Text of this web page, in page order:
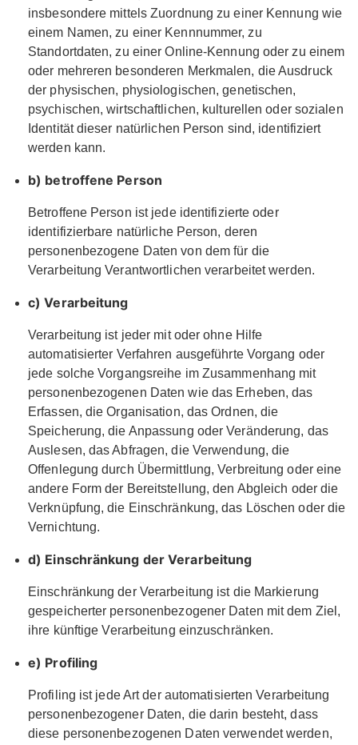
insbesondere mittels Zuordnung zu einer Kennung wie
einem Namen, zu einer Kennnummer, zu
Standortdaten, zu einer Online-Kennung oder zu einem
oder mehreren besonderen Merkmalen, die Ausdruck
der physischen, physiologischen, genetischen,
psychischen, wirtschaftlichen, kulturellen oder sozialen
Identität dieser natürlichen Person sind, identifiziert
werden kann.
b) betroffene Person
Betroffene Person ist jede identifizierte oder
identifizierbare natürliche Person, deren
personenbezogene Daten von dem für die
Verarbeitung Verantwortlichen verarbeitet werden.
c) Verarbeitung
Verarbeitung ist jeder mit oder ohne Hilfe
automatisierter Verfahren ausgeführte Vorgang oder
jede solche Vorgangsreihe im Zusammenhang mit
personenbezogenen Daten wie das Erheben, das
Erfassen, die Organisation, das Ordnen, die
Speicherung, die Anpassung oder Veränderung, das
Auslesen, das Abfragen, die Verwendung, die
Offenlegung durch Übermittlung, Verbreitung oder eine
andere Form der Bereitstellung, den Abgleich oder die
Verknüpfung, die Einschränkung, das Löschen oder die
Vernichtung.
d) Einschränkung der Verarbeitung
Einschränkung der Verarbeitung ist die Markierung
gespeicherter personenbezogener Daten mit dem Ziel,
ihre künftige Verarbeitung einzuschränken.
e) Profiling
Profiling ist jede Art der automatisierten Verarbeitung
personenbezogener Daten, die darin besteht, dass
diese personenbezogenen Daten verwendet werden,